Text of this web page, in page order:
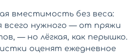
вместимость без веса:
всего нужного — от пряжи
— но лёгкая, как перышко.
оценят ежедневное